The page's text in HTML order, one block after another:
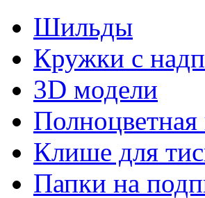
Шильды
Кружки с
3D модели
Полноцветная
Клише для
Папки на